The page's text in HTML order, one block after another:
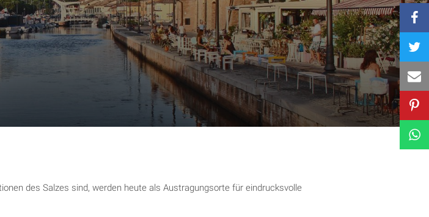
des Salzes sind, werden heute als Austragungsorte für eindrucksvolle